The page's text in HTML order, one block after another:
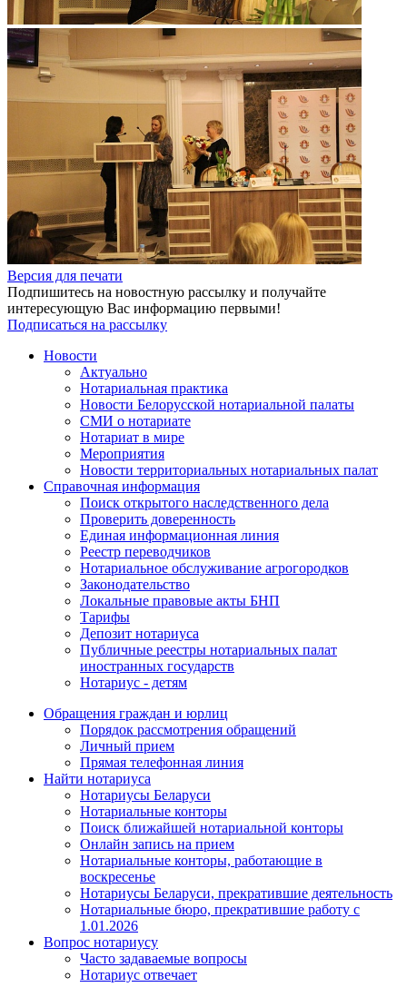
Версия для печати
Подпишитесь на новостную рассылку и получайте
интересующую Вас информацию первыми!
Подписаться на рассылку
Новости
Актуально
Нотариальная практика
Новости Белорусской нотариальной палаты
СМИ о нотариате
Нотариат в мире
Мероприятия
Новости территориальных нотариальных палат
Справочная информация
Поиск открытого наследственного дела
Проверить доверенность
Единая информационная линия
Реестр переводчиков
Нотариальное обслуживание агрогородков
Законодательство
Локальные правовые акты БНП
Тарифы
Депозит нотариуса
Публичные реестры нотариальных палат
иностранных государств
Нотариус - детям
Обращения граждан и юрлиц
Порядок рассмотрения обращений
Личный прием
Прямая телефонная линия
Найти нотариуса
Нотариусы Беларуси
Нотариальные конторы
Поиск ближайшей нотариальной конторы
Онлайн запись на прием
Нотариальные конторы, работающие в
воскресенье
Нотариусы Беларуси, прекратившие деятельность
Нотариальные бюро, прекратившие работу с
1.01.2026
Вопрос нотариусу
Часто задаваемые вопросы
Нотариус отвечает